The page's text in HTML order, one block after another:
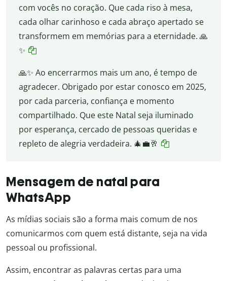
com vocês no coração. Que cada riso à mesa,
cada olhar carinhoso e cada abraço apertado se
transformem em memórias para a eternidade. 🙏
✨
🙏✨ Ao encerrarmos mais um ano, é tempo de
agradecer. Obrigado por estar conosco em 2025,
por cada parceria, confiança e momento
compartilhado. Que este Natal seja iluminado
por esperança, cercado de pessoas queridas e
repleto de alegria verdadeira. 🎄💼🥂
Mensagem de natal para
WhatsApp
As mídias sociais são a forma mais comum de nos
comunicarmos com quem está distante, seja na vida
pessoal ou profissional.
Assim, encontrar as palavras certas para uma